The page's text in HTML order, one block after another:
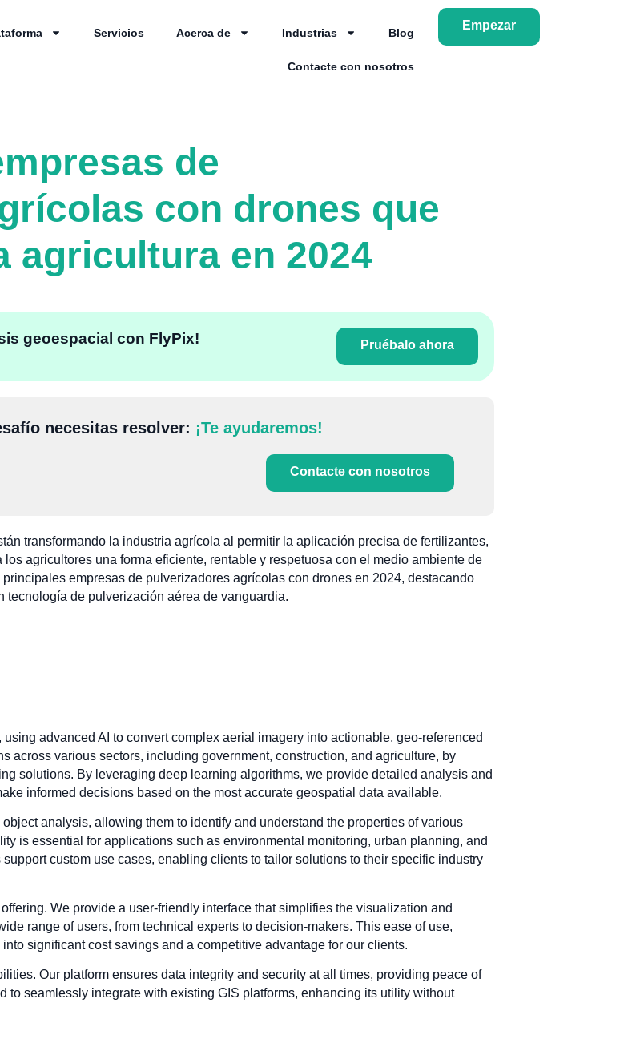
Servicios Acerca de Industrias Blog
Contacte con nosotros
Empezar
de
con drones que
agricultura en 2024
geoespacial con FlyPix! Pruébalo ahora
necesitas resolver: ¡Te ayudaremos!
Contacte con nosotros
transformando la industria agrícola al permitir la aplicación precisa de fertilizantes,
agricultores una forma eficiente, rentable y respetuosa con el medio ambiente de
empresas de pulverizadores agrícolas con drones en 2024, destacando
de pulverización aérea de vanguardia.
advanced AI to convert complex aerial imagery into actionable, geo-referenced
across various sectors, including government, construction, and agriculture, by
solutions. By leveraging deep learning algorithms, we provide detailed analysis and
informed decisions based on the most accurate geospatial data available.
analysis, allowing them to identify and understand the properties of various
is essential for applications such as environmental monitoring, urban planning, and
custom use cases, enabling clients to tailor solutions to their specific industry
We provide a user-friendly interface that simplifies the visualization and
range of users, from technical experts to decision-makers. This ease of use,
significant cost savings and a competitive advantage for our clients.
Our platform ensures data integrity and security at all times, providing peace of
to seamlessly integrate with existing GIS platforms, enhancing its utility without